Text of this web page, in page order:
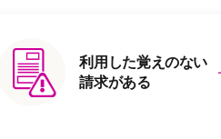
利用した覚えのない
請求がある